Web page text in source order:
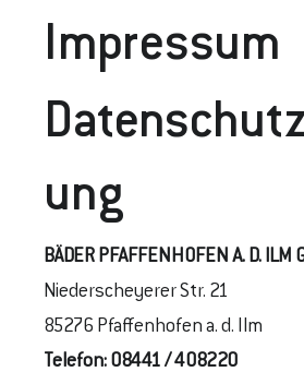
Impressum
Ung
BÄDER PFAFFENHOFEN A. D. ILM
Niederscheyerer Str. 21
85276 Pfaffenhofen a. d. Ilm
Telefon: 08441 / 408220